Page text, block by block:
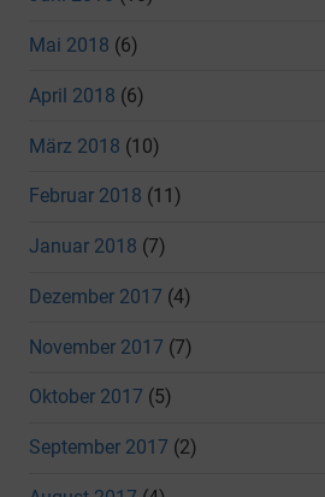
Mai 2018 (6)
April 2018 (6)
März 2018 (10)
Februar 2018 (11)
Januar 2018 (7)
Dezember 2017 (4)
November 2017 (7)
Oktober 2017 (5)
September 2017 (2)